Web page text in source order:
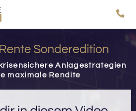
Sonderedition
Anlagestrategien
maximale Rendite